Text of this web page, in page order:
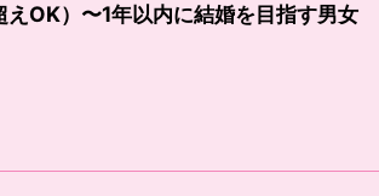
）〜1年以内に結婚を目指す男女